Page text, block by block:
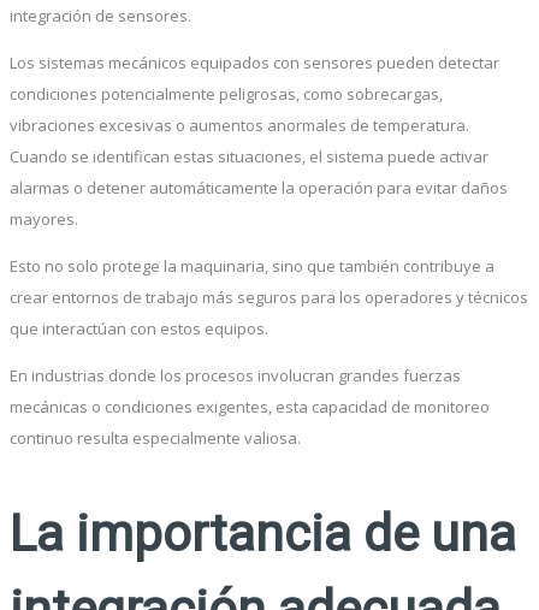
integración de sensores.
Los sistemas mecánicos equipados con sensores pueden detectar
condiciones potencialmente peligrosas, como sobrecargas,
vibraciones excesivas o aumentos anormales de temperatura.
Cuando se identifican estas situaciones, el sistema puede activar
alarmas o detener automáticamente la operación para evitar daños
mayores.
Esto no solo protege la maquinaria, sino que también contribuye a
crear entornos de trabajo más seguros para los operadores y técnicos
que interactúan con estos equipos.
En industrias donde los procesos involucran grandes fuerzas
mecánicas o condiciones exigentes, esta capacidad de monitoreo
continuo resulta especialmente valiosa.
La importancia de una